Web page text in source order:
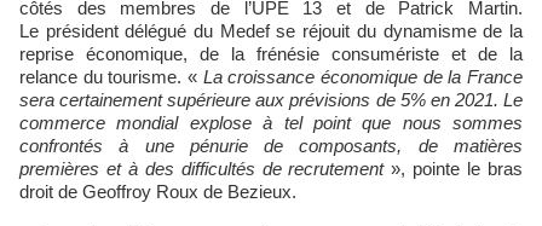
côtés des membres de l’UPE 13 et de Patrick Martin.
Le président délégué du Medef se réjouit du dynamisme de la
reprise économique, de la frénésie consumériste et de la
relance du tourisme. « La croissance économique de la France
sera certainement supérieure aux prévisions de 5% en 2021. Le
commerce mondial explose à tel point que nous sommes
confrontés à une pénurie de composants, de matières
premières et à des difficultés de recrutement», pointe le bras
droit de Geoffroy Roux de Bezieux.